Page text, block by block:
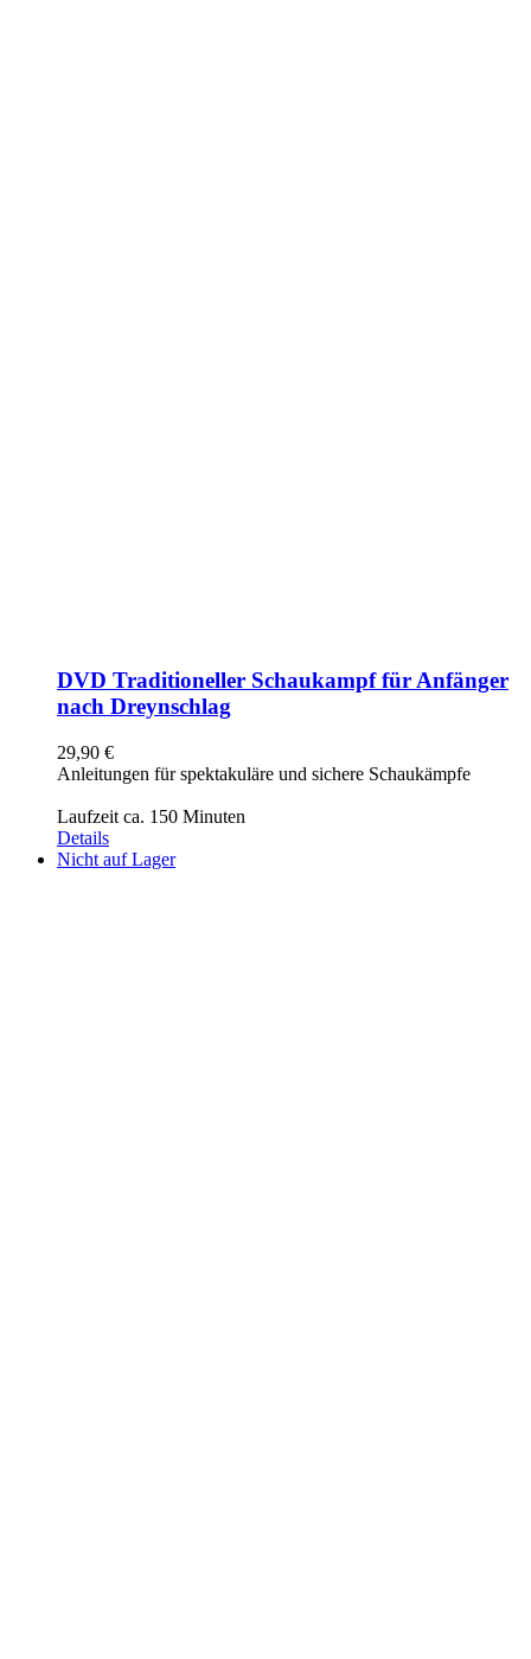
DVD Traditioneller Schaukampf für Anfänger
nach Dreynschlag
29,90 €
Anleitungen für spektakuläre und sichere Schaukämpfe
Laufzeit ca. 150 Minuten
Details
Nicht auf Lager